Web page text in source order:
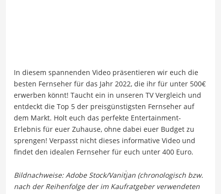
In diesem spannenden Video präsentieren wir euch die
besten Fernseher für das Jahr 2022, die ihr für unter 500€
erwerben könnt! Taucht ein in unseren TV Vergleich und
entdeckt die Top 5 der preisgünstigsten Fernseher auf
dem Markt. Holt euch das perfekte Entertainment-
Erlebnis für euer Zuhause, ohne dabei euer Budget zu
sprengen! Verpasst nicht dieses informative Video und
findet den idealen Fernseher für euch unter 400 Euro.